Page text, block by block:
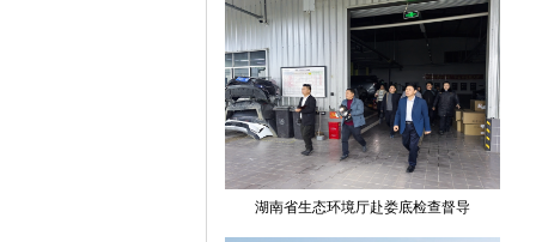
湖南省生态环境厅赴娄底检查督导